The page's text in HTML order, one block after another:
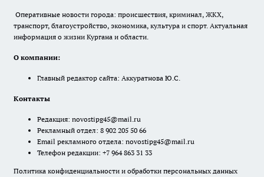
Оперативные новости города: происшествия, криминал, ЖКХ,
транспорт, благоустройство, экономика, культура и спорт. Актуальная
информация о жизни Кургана и области.
О компании:
Главный редактор сайта: Аккуратнова Ю.С.
Контакты
Редакция: novostipg45@mail.ru
Рекламный отдел: 8 902 205 50 66
Email рекламного отдела: novostipg45@mail.ru
Телефон редакции: +7 964 863 31 33
Политика конфиденциальности и обработки персональных данных